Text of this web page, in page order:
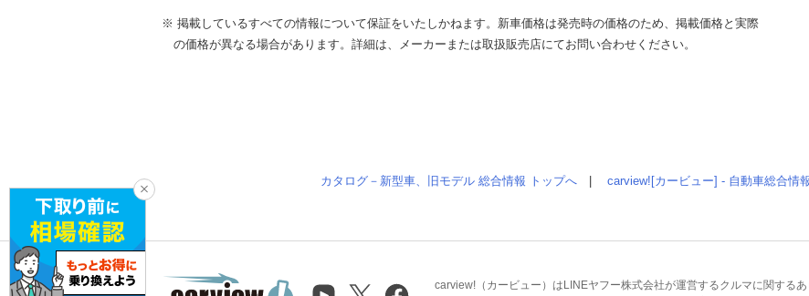
※ 掲載しているすべての情報について保証をいたしかねます。新車価格は発売時の価格のため、掲載価格と実際
の価格が異なる場合があります。詳細は、メーカーまたは取扱販売店にてお問い合わせください。
カタログ－新型車、旧モデル 総合情報 トップへ carview![カービュー] - 自動車総合
carview!（カービュー）はLINEヤフー株式会社が運営するクルマに関する